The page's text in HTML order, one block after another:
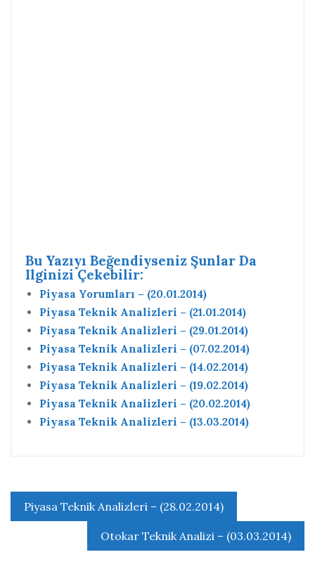
Bu Yazıyı Beğendiyseniz Şunlar Da
Ilginizi Çekebilir:
Piyasa Yorumları – (20.01.2014)
Piyasa Teknik Analizleri – (21.01.2014)
Piyasa Teknik Analizleri – (29.01.2014)
Piyasa Teknik Analizleri – (07.02.2014)
Piyasa Teknik Analizleri – (14.02.2014)
Piyasa Teknik Analizleri – (19.02.2014)
Piyasa Teknik Analizleri – (20.02.2014)
Piyasa Teknik Analizleri – (13.03.2014)
Yazı
gezinmesi
Piyasa Teknik Analizleri – (28.02.2014)
Otokar Teknik Analizi – (03.03.2014)